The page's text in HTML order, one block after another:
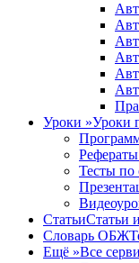
Уроки »Уроки
Тесты по
СтатьиСтатьи
Словарь ОБЖ
Ещё »Все